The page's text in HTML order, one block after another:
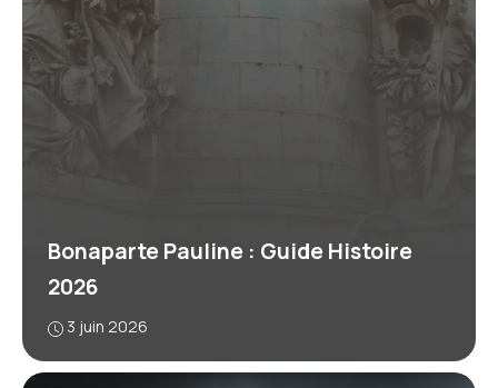
Bonaparte Pauline : Guide Histoire
2026
3 juin 2026